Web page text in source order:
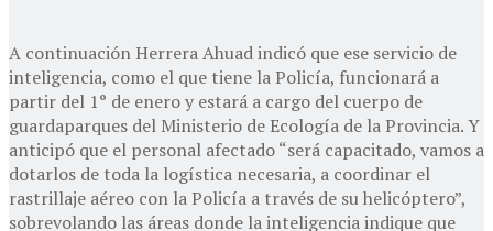
A continuación Herrera Ahuad indicó que ese servicio de
inteligencia, como el que tiene la Policía, funcionará a
partir del 1° de enero y estará a cargo del cuerpo de
guardaparques del Ministerio de Ecología de la Provincia. Y
anticipó que el personal afectado “será capacitado, vamos a
dotarlos de toda la logística necesaria, a coordinar el
rastrillaje aéreo con la Policía a través de su helicóptero”,
sobrevolando las áreas donde la inteligencia indique que